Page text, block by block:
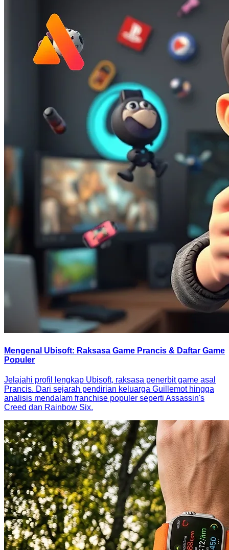
Mengenal Ubisoft: Raksasa Game Prancis & Daftar Game
Populer
Jelajahi profil lengkap Ubisoft, raksasa penerbit game asal
Prancis. Dari sejarah pendirian keluarga Guillemot hingga
analisis mendalam franchise populer seperti Assassin's
Creed dan Rainbow Six.